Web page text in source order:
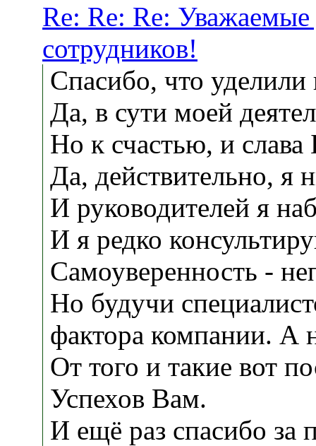
Re: Re: Re:
сотрудников!
Спасибо, что
Да, в сути моей
Но к счастью, и слава
Да, действительно, я
И руководителей я
И я редко
Самоуверенность -
Но будучи
фактора компании. А
От того и такие вот
Успехов Вам.
И ещё раз спасибо за